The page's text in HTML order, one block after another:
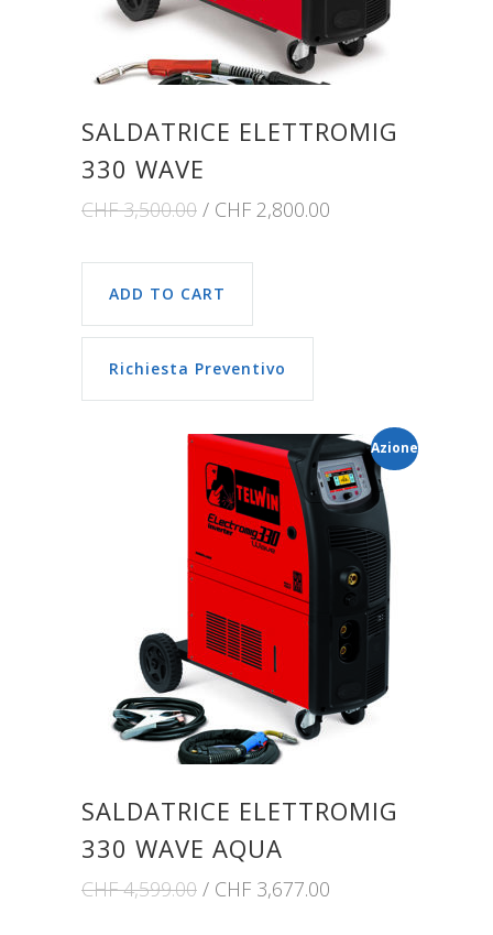
SALDATRICE ELETTROMIG
330 WAVE
CHF3,500.00 CHF 2,800.00
ADD TO CART
Richiesta Preventivo
Azione
SALDATRICE ELETTROMIG
330 WAVE AQUA
CHF4,599.00 CHF 3,677.00